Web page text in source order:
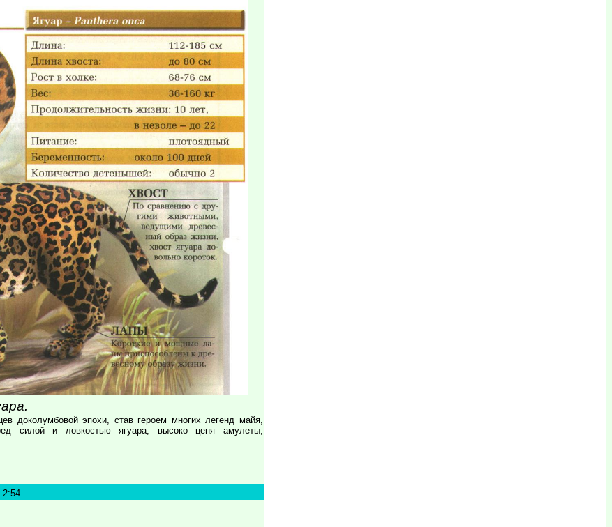
доколумбовой эпохи, став героем многих легенд майя,
силой и ловкостью ягуара, высоко ценя амулеты,
2:54